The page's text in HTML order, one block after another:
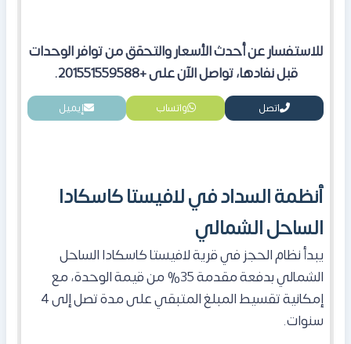
للاستفسار عن أحدث الأسعار والتحقق من توافر الوحدات
قبل نفادها، تواصل الآن على +201551559588.
اتصل واتساب إيميل
أنظمة السداد في لافيستا كاسكادا
الساحل الشمالي
يبدأ نظام الحجز في قرية لافيستا كاسكادا الساحل
الشمالي بدفعة مقدمة 35% من قيمة الوحدة، مع
إمكانية تقسيط المبلغ المتبقي على مدة تصل إلى 4
سنوات.